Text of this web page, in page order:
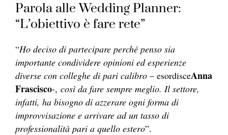
Parola alle Wedding Planner:
“L’obiettivo è fare rete”
“Ho deciso di partecipare perché penso sia
importante condividere opinioni ed esperienze
diverse con colleghe di pari calibro – esordisceAnna
Frascisco-, così da fare sempre meglio. Il settore,
infatti, ha bisogno di azzerare ogni forma di
improvvisazione e arrivare ad un tasso di
professionalità pari a quello estero”.